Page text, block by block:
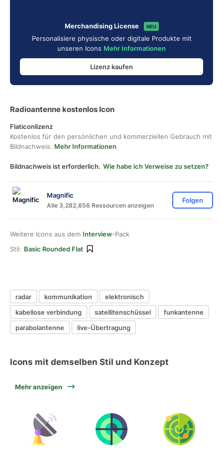
Merchandising License NEU
Personalisiere physische oder digitale Produkte mit
unseren Icons Mehr Informationen
Lizenz kaufen
Radioantenne kostenlos Icon
Flaticonlizenz
Kostenlos für den persönlichen und kommerziellen Gebrauch mit
Bildnachweis. Mehr Informationen
Bildnachweis ist erforderlich. Wie habe ich Verweise zu setzen?
Magnific
Alle 3,282,856 Ressourcen anzeigen
Folgen
Weitere Icons aus dem Interview-Pack
Stil: Basic Rounded Flat
radar kommunikation
elektronisch
kabellose verbindung
satellitenschüssel
funkantenne
parabolantenne
live-Übertragung
Icons mit demselben Stil und Konzept
Mehr anzeigen